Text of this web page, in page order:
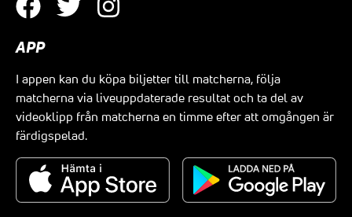
APP
I appen kan du köpa biljetter till matcherna, följa
matcherna via liveuppdaterade resultat och ta del av
videoklipp från matcherna en timme efter att omgången är
färdigspelad.